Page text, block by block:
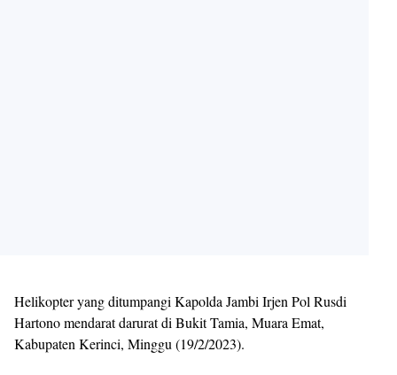
Helikopter yang ditumpangi Kapolda Jambi Irjen Pol Rusdi
Hartono mendarat darurat di Bukit Tamia, Muara Emat,
Kabupaten Kerinci, Minggu (19/2/2023).